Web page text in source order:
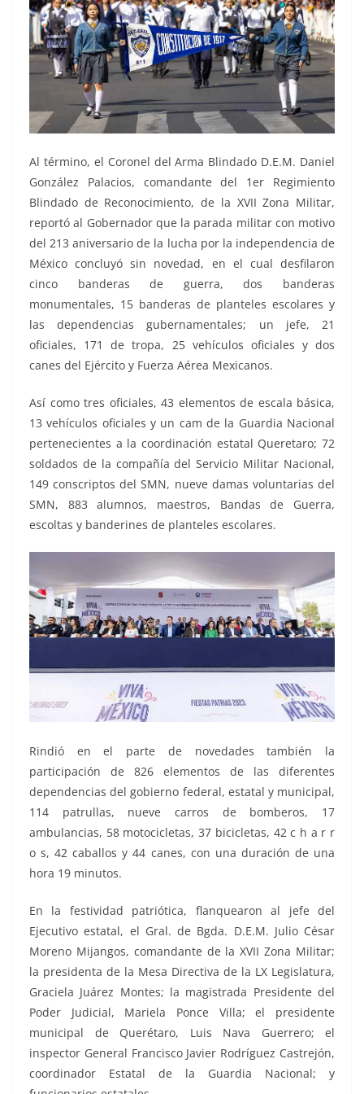
Al término, el Coronel del Arma Blindado D.E.M. Daniel
González Palacios, comandante del 1er Regimiento
Blindado de Reconocimiento, de la XVII Zona Militar,
reportó al Gobernador que la parada militar con motivo
del 213 aniversario de la lucha por la independencia de
México concluyó sin novedad, en el cual desfilaron
cinco banderas de guerra, dos banderas
monumentales, 15 banderas de planteles escolares y
las dependencias gubernamentales; un jefe, 21
oficiales, 171 de tropa, 25 vehículos oficiales y dos
canes del Ejército y Fuerza Aérea Mexicanos.
Así como tres oficiales, 43 elementos de escala básica,
13 vehículos oficiales y un cam de la Guardia Nacional
pertenecientes a la coordinación estatal Queretaro; 72
soldados de la compañía del Servicio Militar Nacional,
149 conscriptos del SMN, nueve damas voluntarias del
SMN, 883 alumnos, maestros, Bandas de Guerra,
escoltas y banderines de planteles escolares.
Rindió en el parte de novedades también la
participación de 826 elementos de las diferentes
dependencias del gobierno federal, estatal y municipal,
114 patrullas, nueve carros de bomberos, 17
ambulancias, 58 motocicletas, 37 bicicletas, 42 c h a r r
o s, 42 caballos y 44 canes, con una duración de una
hora 19 minutos.
En la festividad patriótica, flanquearon al jefe del
Ejecutivo estatal, el Gral. de Bgda. D.E.M. Julio César
Moreno Mijangos, comandante de la XVII Zona Militar;
la presidenta de la Mesa Directiva de la LX Legislatura,
Graciela Juárez Montes; la magistrada Presidente del
Poder Judicial, Mariela Ponce Villa; el presidente
municipal de Querétaro, Luis Nava Guerrero; el
inspector General Francisco Javier Rodríguez Castrejón,
coordinador Estatal de la Guardia Nacional; y